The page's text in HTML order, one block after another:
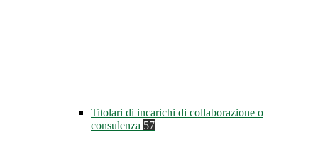
Titolari di incarichi di collaborazione o
consulenza 57